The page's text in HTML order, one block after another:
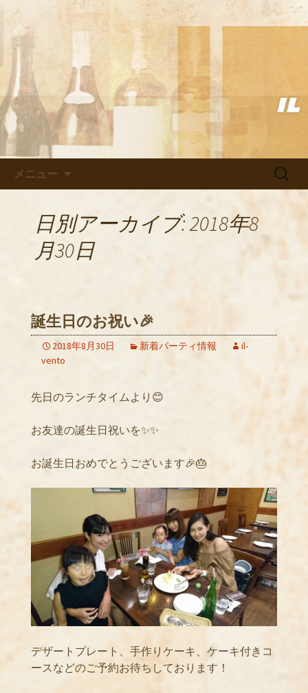
武蔵小杉の美味しいイタリアン
「イルヴェント」のブログ
武蔵小杉の美味しいイタリアン「イル
ヴェント」のブログ
メニュー
検
日別アーカイブ: 2018年8
月30日
誕生日のお祝い🎉
2018年8月30日 新着パーティ情報
il-
vento
先日のランチタイムより😊
お友達の誕生日祝いを✨✨
お誕生日おめでとうございます🎉🎂
デザートプレート、手作りケーキ、ケーキ付きコ
ースなどのご予約お待ちしております！